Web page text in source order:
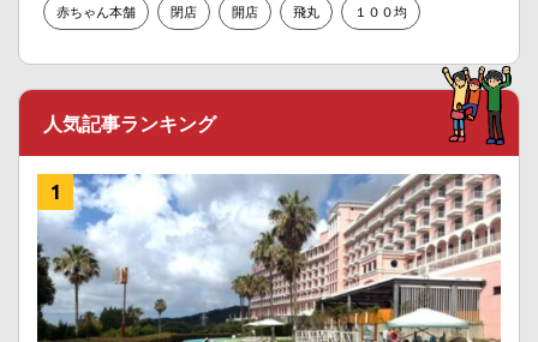
赤ちゃん本舗 閉店 開店 飛丸 １００均
人気記事ランキング